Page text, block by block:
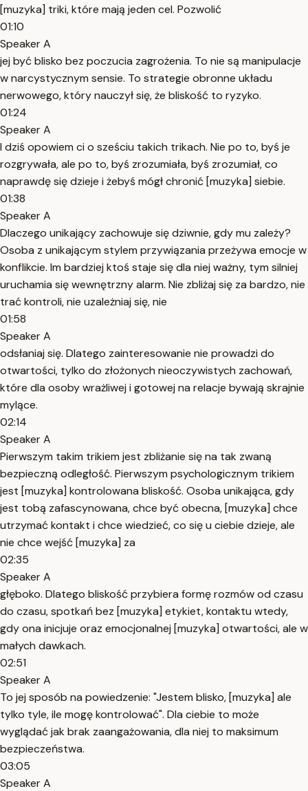
[muzyka] triki, które mają jeden cel. Pozwolić
01:10
Speaker A
jej być blisko bez poczucia zagrożenia. To nie są manipulacje
w narcystycznym sensie. To strategie obronne układu
nerwowego, który nauczył się, że bliskość to ryzyko.
01:24
Speaker A
I dziś opowiem ci o sześciu takich trikach. Nie po to, byś je
rozgrywała, ale po to, byś zrozumiała, byś zrozumiał, co
naprawdę się dzieje i żebyś mógł chronić [muzyka] siebie.
01:38
Speaker A
Dlaczego unikający zachowuje się dziwnie, gdy mu zależy?
Osoba z unikającym stylem przywiązania przeżywa emocje w
konflikcie. Im bardziej ktoś staje się dla niej ważny, tym silniej
uruchamia się wewnętrzny alarm. Nie zbliżaj się za bardzo, nie
trać kontroli, nie uzależniaj się, nie
01:58
Speaker A
odsłaniaj się. Dlatego zainteresowanie nie prowadzi do
otwartości, tylko do złożonych nieoczywistych zachowań,
które dla osoby wrażliwej i gotowej na relacje bywają skrajnie
mylące.
02:14
Speaker A
Pierwszym takim trikiem jest zbliżanie się na tak zwaną
bezpieczną odległość. Pierwszym psychologicznym trikiem
jest [muzyka] kontrolowana bliskość. Osoba unikająca, gdy
jest tobą zafascynowana, chce być obecna, [muzyka] chce
utrzymać kontakt i chce wiedzieć, co się u ciebie dzieje, ale
nie chce wejść [muzyka] za
02:35
Speaker A
głęboko. Dlatego bliskość przybiera formę rozmów od czasu
do czasu, spotkań bez [muzyka] etykiet, kontaktu wtedy,
gdy ona inicjuje oraz emocjonalnej [muzyka] otwartości, ale w
małych dawkach.
02:51
Speaker A
To jej sposób na powiedzenie: "Jestem blisko, [muzyka] ale
tylko tyle, ile mogę kontrolować". Dla ciebie to może
wyglądać jak brak zaangażowania, dla niej to maksimum
bezpieczeństwa.
03:05
Speaker A